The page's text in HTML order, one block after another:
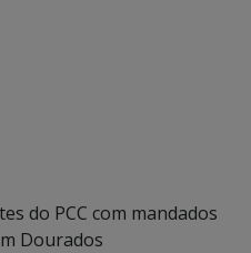
do PCC com mandados
Dourados